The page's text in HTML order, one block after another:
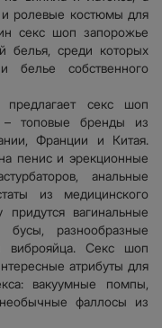
ролевые костюмы для
секс шоп запорожье
белья, среди которых
собственного
секс шоп
– топовые бренды из
Франции и Китая.
пенис и эрекционные
анальные
из медицинского
вагинальные
разнообразные
виброяйца. Секс шоп
атрибуты для
вакуумные помпы,
фаллосы из